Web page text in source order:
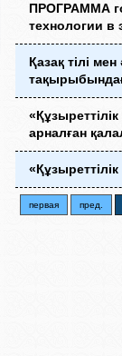
ПРОГРАММА
технологии в
Қазақ тілі
арналған
первая пред.